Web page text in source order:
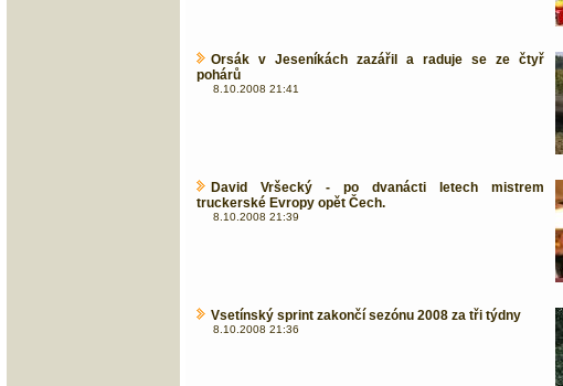
Orsák v Jeseníkách zazářil a raduje se ze čtyř
pohárů
8.10.2008 21:41
David Vršecký - po dvanácti letech mistrem
truckerské Evropy opět Čech.
8.10.2008 21:39
Vsetínský sprint zakončí sezónu 2008 za tři týdny
8.10.2008 21:36